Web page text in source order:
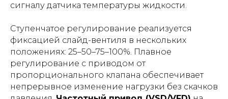
сигналу датчика температуры жидкости.
Ступенчатое регулирование реализуется
фиксацией слайд-вентиля в нескольких
положениях: 25–50–75–100%. Плавное
регулирование с приводом от
пропорционального клапана обеспечивает
непрерывное изменение нагрузки без скачков